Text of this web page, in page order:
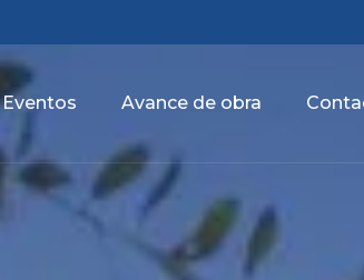
Eventos Avance de obra